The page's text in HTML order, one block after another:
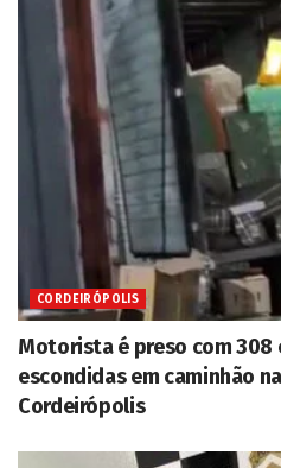
CORDEIRÓPOLIS
Motorista é preso com 308
escondidas em caminhão
Cordeirópolis